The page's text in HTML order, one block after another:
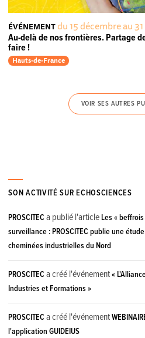
ÉVÉNEMENTdu 15 décembre au
Au-delà de nos frontières. Partage
faire !
Hauts-de-France
VOIR SES AUTRES
SON ACTIVITÉ SUR ECHOSCIENCES
PROSCITEC a publié l'articleLes «
surveillance : PROSCITEC publie une
cheminées industrielles du Nord
PROSCITEC a créé l'événement«
Industries et Formations »
PROSCITEC a créé l'événement
l'application GUIDEIUS